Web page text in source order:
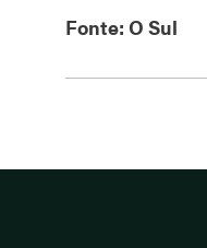
Fonte: O Sul